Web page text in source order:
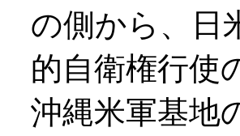
の側から、日
的自衛権行使
沖縄米軍基地